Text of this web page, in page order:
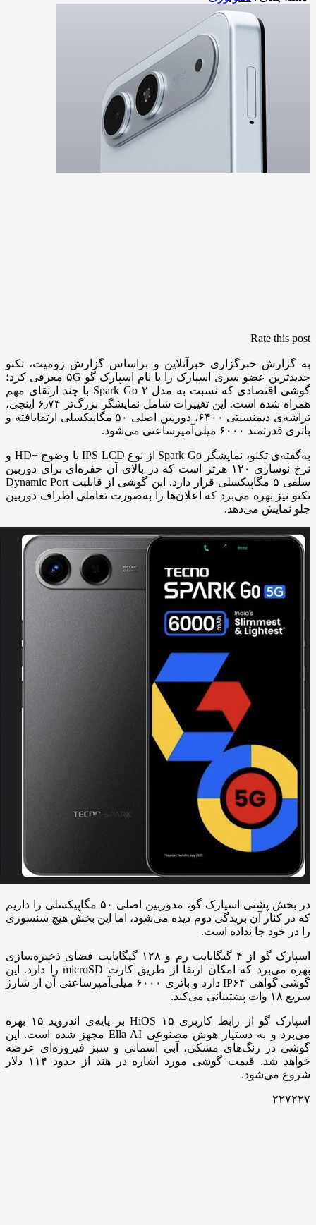
Rate this post
به گزارش خبرگزاری خبرآنلاین و براساس گزارش زومیت، تکنو
جدیدترین عضو سری اسپارک را با نام اسپارک گو ۵G معرفی کرد؛
گوشی اقتصادی که نسبت به مدل Spark Go ۲ با چند ارتقای مهم
همراه شده است. این تغییرات شامل نمایشگر بزرگ‌تر ۶٫۷۴ اینچی،
تراشه‌ی دیمنسیتی ۶۴۰۰، دوربین اصلی ۵۰ مگاپیکسلی ارتقایافته و
باتری قدرتمند ۶۰۰۰ میلی‌آمپرساعتی می‌شود.
به‌گفته‌ی تکنو، نمایشگر Spark Go از نوع IPS LCD با وضوح +HD و
نرخ نوسازی ۱۲۰ هرتز است که در بالای آن حفره‌ای برای دوربین
سلفی ۵ مگاپیکسلی قرار دارد. این گوشی از قابلیت Dynamic Port
تکنو نیز بهره می‌برد که اعلان‌ها را به‌صورت تعاملی اطراف دوربین
جلو نمایش می‌دهد.
در بخش پشتی اسپارک گو، مدوربین اصلی ۵۰ مگاپیکسلی را داریم
که در کنار آن بریدگی دوم دیده می‌شود، اما این بخش هیچ سنسوری
را در خود جا نداده است.
اسپارک گو از ۴ گیگابایت رم و ۱۲۸ گیگابایت فضای ذخیره‌سازی
بهره می‌برد که امکان ارتقا از طریق کارت microSD را دارد. این
گوشی گواهی IP۶۴ دارد و باتری ۶۰۰۰ میلی‌آمپرساعتی آن از شارژ
سریع ۱۸ وات پشتیبانی می‌کند.
اسپارک گو از رابط کاربری HiOS ۱۵ بر پایه‌ی اندروید ۱۵ بهره
می‌برد و به دستیار هوش مصنوعی Ella AI مجهز شده است. این
گوشی در رنگ‌های مشکی، آبی آسمانی و سبز فیروزه‌ای عرضه
خواهد شد. قیمت گوشی مورد اشاره در هند از حدود ۱۱۴ دلار
شروع می‌شود.
۲۲۷۲۲۷